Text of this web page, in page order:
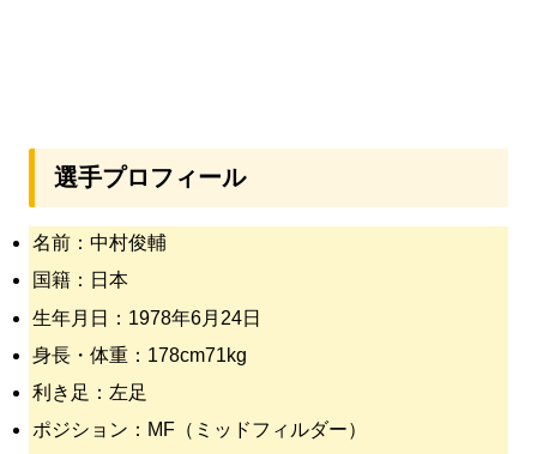
選手プロフィール
名前：中村俊輔
国籍：日本
生年月日：1978年6月24日
身長・体重：178cm71kg
利き足：左足
ポジション：MF（ミッドフィルダー）